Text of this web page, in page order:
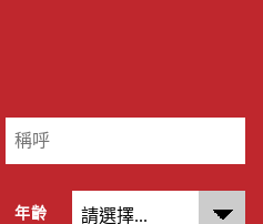
年齡